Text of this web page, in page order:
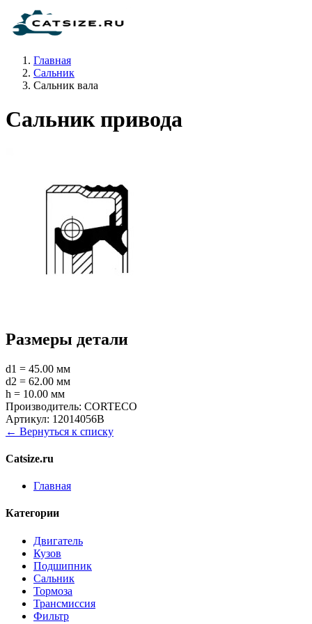
Главная
Сальник
Сальник вала
Сальник привода
Размеры детали
d1 = 45.00 мм
d2 = 62.00 мм
h = 10.00 мм
Производитель: CORTECO
Артикул: 12014056B
← Вернуться к списку
Catsize.ru
Главная
Категории
Двигатель
Кузов
Подшипник
Сальник
Тормоза
Трансмиссия
Фильтр